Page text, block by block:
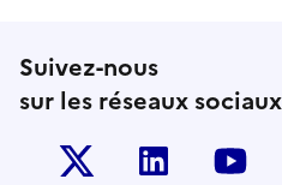
Suivez-nous
sur les réseaux sociaux
Twitter-x Linkedin